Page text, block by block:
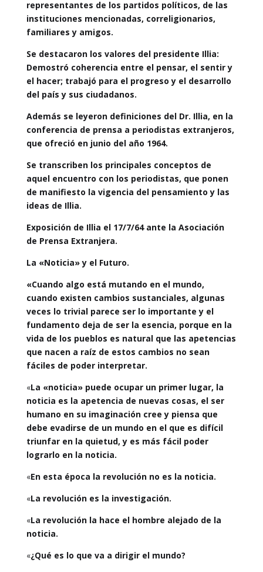
representantes de los partidos políticos, de las
instituciones mencionadas, correligionarios,
familiares y amigos.
Se destacaron los valores del presidente Illia:
Demostró coherencia entre el pensar, el sentir y
el hacer; trabajó para el progreso y el desarrollo
del país y sus ciudadanos.
Además se leyeron definiciones del Dr. Illia, en la
conferencia de prensa a periodistas extranjeros,
que ofreció en junio del año 1964.
Se transcriben los principales conceptos de
aquel encuentro con los periodistas, que ponen
de manifiesto la vigencia del pensamiento y las
ideas de Illia.
Exposición de Illia el 17/7/64 ante la Asociación
de Prensa Extranjera.
La «Noticia» y el Futuro.
«Cuando algo está mutando en el mundo,
cuando existen cambios sustanciales, algunas
veces lo trivial parece ser lo importante y el
fundamento deja de ser la esencia, porque en la
vida de los pueblos es natural que las apetencias
que nacen a raíz de estos cambios no sean
fáciles de poder interpretar.
«La «noticia» puede ocupar un primer lugar, la
noticia es la apetencia de nuevas cosas, el ser
humano en su imaginación cree y piensa que
debe evadirse de un mundo en el que es difícil
triunfar en la quietud, y es más fácil poder
lograrlo en la noticia.
«En esta época la revolución no es la noticia.
«La revolución es la investigación.
«La revolución la hace el hombre alejado de la
noticia.
«¿Qué es lo que va a dirigir el mundo?